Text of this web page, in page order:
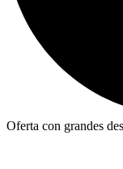
Oferta con grandes